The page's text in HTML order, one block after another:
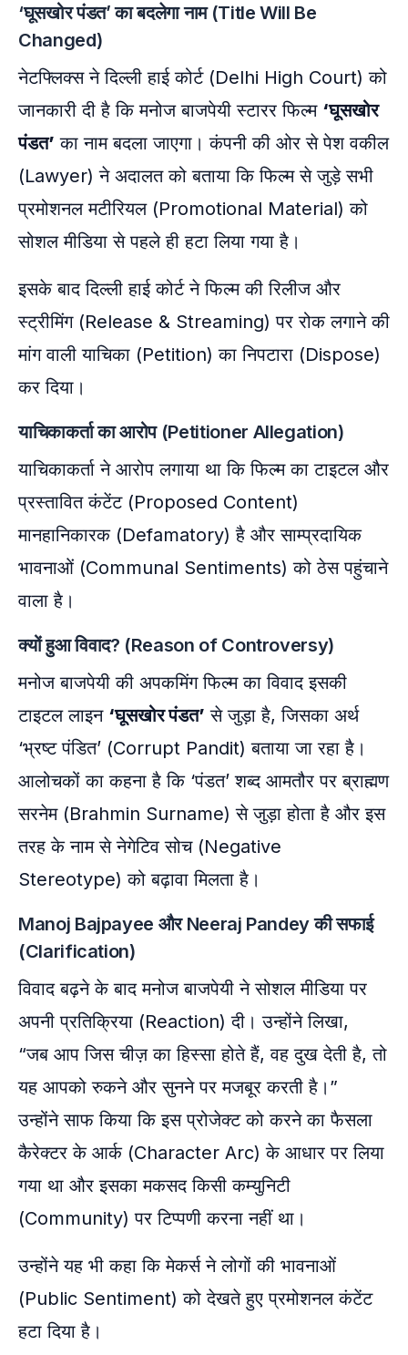
‘घूसखोर पंडत’ का बदलेगा नाम (Title Will Be
Changed)
नेटफ्लिक्स ने दिल्ली हाई कोर्ट (Delhi High Court) को
जानकारी दी है कि मनोज बाजपेयी स्टारर फिल्म ‘घूसखोर
पंडत’ का नाम बदला जाएगा। कंपनी की ओर से पेश वकील
(Lawyer) ने अदालत को बताया कि फिल्म से जुड़े सभी
प्रमोशनल मटीरियल (Promotional Material) को
सोशल मीडिया से पहले ही हटा लिया गया है।
इसके बाद दिल्ली हाई कोर्ट ने फिल्म की रिलीज और
स्ट्रीमिंग (Release & Streaming) पर रोक लगाने की
मांग वाली याचिका (Petition) का निपटारा (Dispose)
कर दिया।
याचिकाकर्ता का आरोप (Petitioner Allegation)
याचिकाकर्ता ने आरोप लगाया था कि फिल्म का टाइटल और
प्रस्तावित कंटेंट (Proposed Content)
मानहानिकारक (Defamatory) है और साम्प्रदायिक
भावनाओं (Communal Sentiments) को ठेस पहुंचाने
वाला है।
क्यों हुआ विवाद? (Reason of Controversy)
मनोज बाजपेयी की अपकमिंग फिल्म का विवाद इसकी
टाइटल लाइन ‘घूसखोर पंडत’ से जुड़ा है, जिसका अर्थ
‘भ्रष्ट पंडित’ (Corrupt Pandit) बताया जा रहा है।
आलोचकों का कहना है कि ‘पंडत’ शब्द आमतौर पर ब्राह्मण
सरनेम (Brahmin Surname) से जुड़ा होता है और इस
तरह के नाम से नेगेटिव सोच (Negative
Stereotype) को बढ़ावा मिलता है।
Manoj Bajpayee और Neeraj Pandey की सफाई
(Clarification)
विवाद बढ़ने के बाद मनोज बाजपेयी ने सोशल मीडिया पर
अपनी प्रतिक्रिया (Reaction) दी। उन्होंने लिखा,
“जब आप जिस चीज़ का हिस्सा होते हैं, वह दुख देती है, तो
यह आपको रुकने और सुनने पर मजबूर करती है।”
उन्होंने साफ किया कि इस प्रोजेक्ट को करने का फैसला
कैरेक्टर के आर्क (Character Arc) के आधार पर लिया
गया था और इसका मकसद किसी कम्युनिटी
(Community) पर टिप्पणी करना नहीं था।
उन्होंने यह भी कहा कि मेकर्स ने लोगों की भावनाओं
(Public Sentiment) को देखते हुए प्रमोशनल कंटेंट
हटा दिया है।